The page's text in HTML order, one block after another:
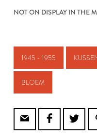
NOT ON DISPLAY IN THE
1945 - 1955
BLOEM